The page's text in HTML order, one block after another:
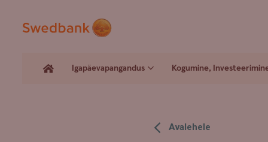
Igapäevapangandus Kogumine,
Avalehele